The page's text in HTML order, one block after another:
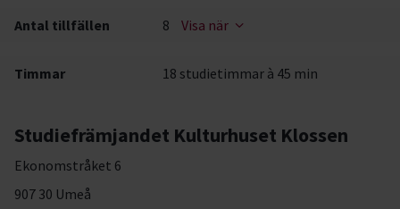
Antal tillfällen 8 Visa när
Timmar 18 studietimmar à 45 min
Studiefrämjandet Kulturhuset Klossen
Ekonomstråket 6
907 30 Umeå